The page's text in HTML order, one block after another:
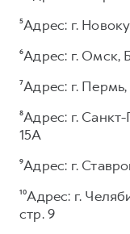
⁵Адрес: г.
⁶Адрес: г. Омск,
⁷Адрес: г.
⁸Адрес: г.
15А
⁹Адрес: г.
¹⁰Адрес: г.
стр. 9